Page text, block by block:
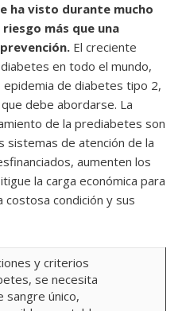
ha visto durante mucho
más que una
El creciente
en todo el mundo,
de diabetes tipo 2,
debe abordarse. La
de la prediabetes son
sistemas de atención de la
aumenten los
la carga económica para
condición y sus
y criterios
se necesita
sangre único,